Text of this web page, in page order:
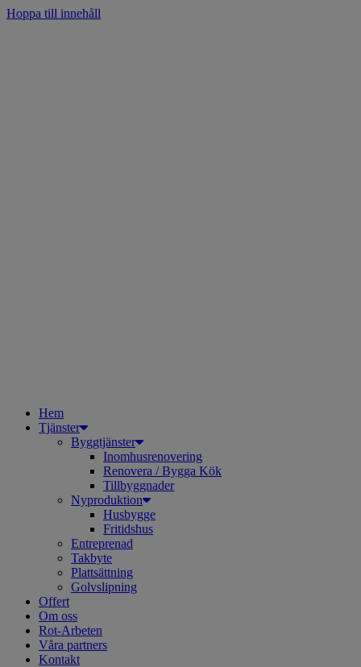
Hoppa till innehåll
Hem
Tjänster
Byggtjänster
Inomhusrenovering
Renovera / Bygga Kök
Tillbyggnader
Nyproduktion
Husbygge
Fritidshus
Entreprenad
Takbyte
Plattsättning
Golvslipning
Offert
Om oss
Rot-Arbeten
Våra partners
Kontakt